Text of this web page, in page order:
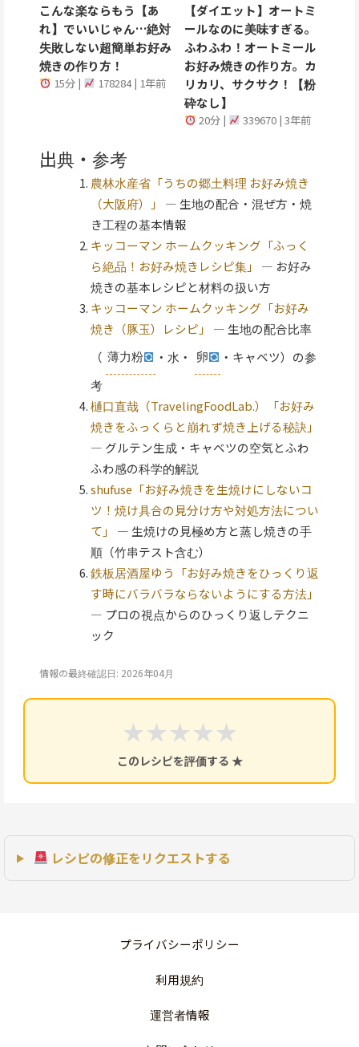
こんな楽ならもう【あ
れ】でいいじゃん…絶対
失敗しない超簡単お好み
焼きの作り方！
15分 | 178284 | 1年前
【ダイエット】オートミ
ールなのに美味すぎる。
ふわふわ！オートミール
お好み焼きの作り方。カ
リカリ、サクサク！【粉
砕なし】
20分 | 339670 | 3年前
出典・参考
農林水産省「うちの郷土料理 お好み焼き
（大阪府）」
— 生地の配合・混ぜ方・焼
き工程の基本情報
キッコーマン ホームクッキング「ふっく
ら絶品！お好み焼きレシピ集」
— お好み
焼きの基本レシピと材料の扱い方
キッコーマン ホームクッキング「お好み
焼き（豚玉）レシピ」
— 生地の配合比率
（ 薄力粉 ・水・ 卵
・キャベツ）の参
考
樋口直哉（TravelingFoodLab.）「お好み
焼きをふっくらと崩れず焼き上げる秘訣」
— グルテン生成・キャベツの空気とふわ
ふわ感の科学的解説
shufuse「お好み焼きを生焼けにしないコ
ツ！焼け具合の見分け方や対処方法につい
て」
— 生焼けの見極め方と蒸し焼きの手
順（竹串テスト含む）
鉄板居酒屋ゆう「お好み焼きをひっくり返
す時にバラバラならないようにする方法」
— プロの視点からのひっくり返しテクニ
ック
情報の最終確認日: 2026年04月
★
★
★
★
★
このレシピを評価する ★
レシピの修正をリクエストする
プライバシーポリシー
利用規約
運営者情報